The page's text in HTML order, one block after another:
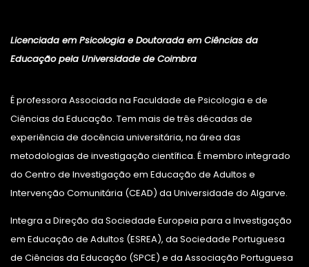
Licenciada em Psicologia e Doutorada em Ciências da
Educação pela Universidade de Coimbra
É professora Associada na Faculdade de Psicologia e de
Ciências da Educação. Tem mais de três décadas de
experiência de docência universitária, na área das
metodologias de investigação científica. É membro integrado
do Centro de Investigação em Educação de Adultos e
Intervenção Comunitária (CEAD) da Universidade do Algarve.
Integra a Direção da Sociedade Europeia para a Investigação
em Educação de Adultos (ESREA), da Sociedade Portuguesa
de Ciências da Educação (SPCE) e da Associação Portuguesa